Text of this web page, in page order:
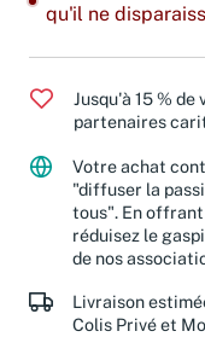
qu'il ne
Jusqu'à 15 %
partenaires
Votre achat
"diffuser la
tous". En offrant
réduisez le
de nos
Livraison
Colis Privé et